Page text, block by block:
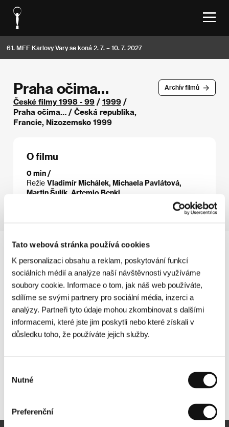
Tato webová stránka používá cookies
K personalizaci obsahu a reklam, poskytování funkcí
sociálních médií a analýze naší návštěvnosti využíváme
soubory cookie. Informace o tom, jak náš web používáte,
sdílíme se svými partnery pro sociální média, inzerci a
analýzy. Partneři tyto údaje mohou zkombinovat s dalšími
informacemi, které jste jim poskytli nebo které získali v
důsledku toho, že používáte jejich služby.
souhlasu
Nutné
Preferenční
61. MFF Karlovy Vary se koná 2. 7. – 10. 7. 2027
Archív filmů
Praha očima…
České filmy 1998 - 99 / 1999 /
Praha očima… / Česká republika,
Francie, Nizozemsko 1999
O filmu
0 min /
Režie Vladimír Michálek, Michaela Pavlátová,
Martin Šulík, Artemio Benki